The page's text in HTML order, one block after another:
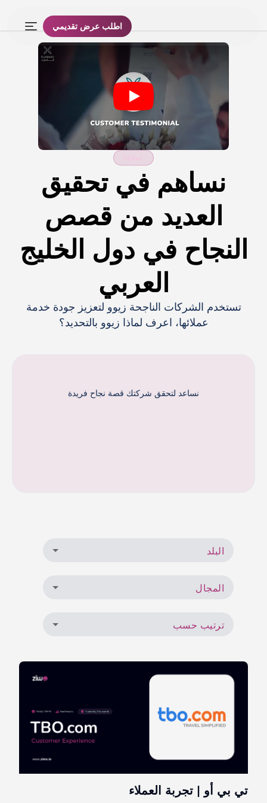
اطلب عرض تقديمي
نساهم في تحقيق
العديد من قصص
النجاح في دول الخليج
العربي
تستخدم الشركات الناجحة زيوو لتعزيز جودة خدمة
عملائها، اعرف لماذا زيوو بالتحديد؟
نساعد لتحقق شركتك قصة نجاح فريدة
البلد
المجال
ترتيب حسب
تي بي أو | تجربة العملاء